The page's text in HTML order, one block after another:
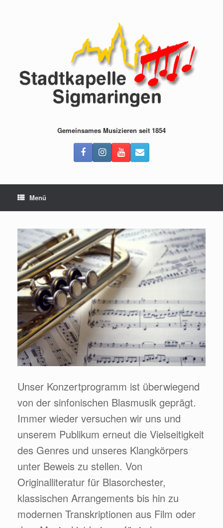
Gemeinsames Musizieren seit 1854
Menü
Unser Konzertprogramm ist überwiegend
von der sinfonischen Blasmusik geprägt.
Immer wieder versuchen wir uns und
unserem Publikum erneut die Vielseitigkeit
des Genres und unseres Klangkörpers
unter Beweis zu stellen. Von
Originalliteratur für Blasorchester,
klassischen Arrangements bis hin zu
modernen Transkriptionen aus Film oder